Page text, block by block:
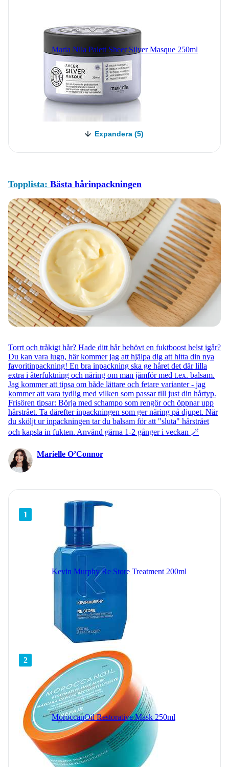
Maria Nila Palett Sheer Silver Masque 250ml
Expandera (5)
Topplista: Bästa hårinpackningen
Torrt och tråkigt hår? Hade ditt hår behövt en fuktboost helst igår?
Du kan vara lugn, här kommer jag att hjälpa dig att hitta din nya
favoritinpackning! En bra inpackning ska ge håret det där lilla
extra i återfuktning och näring om man jämför med t.ex. balsam.
Jag kommer att tipsa om både lättare och fetare varianter - jag
kommer att vara tydlig med vilken som passar till just din hårtyp.
Frisören tipsar: Börja med schampo som rengör och öppnar upp
hårstrået. Ta därefter inpackningen som ger näring på djupet. När
du sköljt ur inpackningen tar du balsam för att "sluta" hårstrået
och kapsla in fukten. Använd gärna 1-2 gånger i veckan 🪄
Marielle O’Connor
1
Kevin Murphy Re Store Treatment 200ml
2
MoroccanOil Restorative Mask 250ml